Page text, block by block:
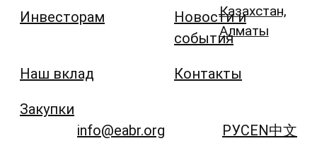
Инвесторам
Наш вклад
Закупки
Новости и
события
Контакты
Казахстан,
Алматы
info@eabr.org РУСEN中文